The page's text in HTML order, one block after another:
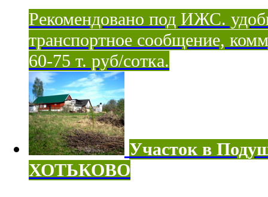
Рекомендовано под ИЖС.
транспортное сообщение,
60-75 т. руб/сотка.
Участок в
ХОТЬКОВО